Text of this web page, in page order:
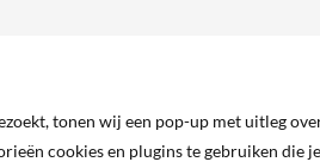
tonen wij een pop-up met uitleg
cookies en plugins te gebruiken die